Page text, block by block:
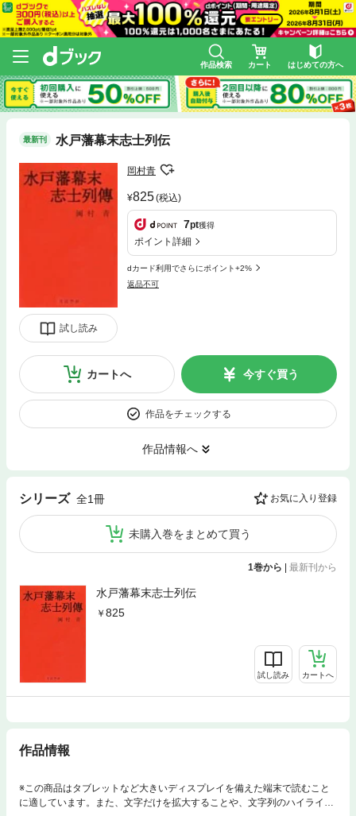
作品検索 カート はじめての方へ
最新刊 水戸藩幕末志士列伝
試し読み
岡村青
825(税込)
7pt獲得
ポイント詳細
dカード利用でさらにポイント+2%
返品不可
カートへ 今すぐ買う
作品をチェックする
作品情報へ
シリーズ 全1冊 お気に入り登録
未購入巻をまとめて買う
1巻から 最新刊から
水戸藩幕末志士列伝
825
試し読み カートへ
作品情報
※この商品はタブレットなど大きいディスプレイを備えた端末で読むこと
に適しています。また、文字だけを拡大することや、文字列のハイライ